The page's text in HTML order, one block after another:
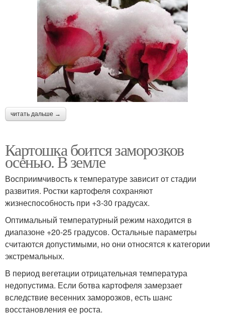
читать дальше →
Картошка боится заморозков
осенью. В земле
Восприимчивость к температуре зависит от стадии
развития. Ростки картофеля сохраняют
жизнеспособность при +3-30 градусах.
Оптимальный температурный режим находится в
диапазоне +20-25 градусов. Остальные параметры
считаются допустимыми, но они относятся к категории
экстремальных.
В период вегетации отрицательная температура
недопустима. Если ботва картофеля замерзает
вследствие весенних заморозков, есть шанс
восстановления ее роста.